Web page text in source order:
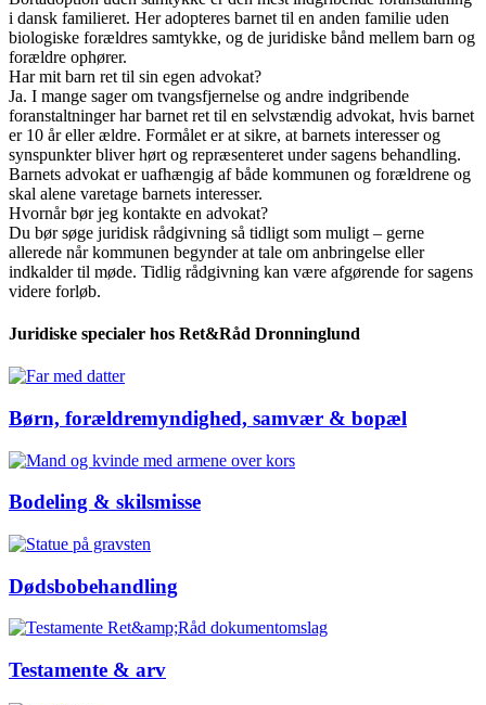
i dansk familieret. Her adopteres barnet til en anden familie uden
biologiske forældres samtykke, og de juridiske bånd mellem barn og
forældre ophører.
Har mit barn ret til sin egen advokat?
Ja. I mange sager om tvangsfjernelse og andre indgribende
foranstaltninger har barnet ret til en selvstændig advokat, hvis barnet
er 10 år eller ældre. Formålet er at sikre, at barnets interesser og
synspunkter bliver hørt og repræsenteret under sagens behandling.
Barnets advokat er uafhængig af både kommunen og forældrene og
skal alene varetage barnets interesser.
Hvornår bør jeg kontakte en advokat?
Du bør søge juridisk rådgivning så tidligt som muligt – gerne
allerede når kommunen begynder at tale om anbringelse eller
indkalder til møde. Tidlig rådgivning kan være afgørende for sagens
videre forløb.
Juridiske specialer hos Ret&Råd Dronninglund
Børn, forældremyndighed, samvær & bopæl
Bodeling & skilsmisse
Dødsbobehandling
Testamente & arv